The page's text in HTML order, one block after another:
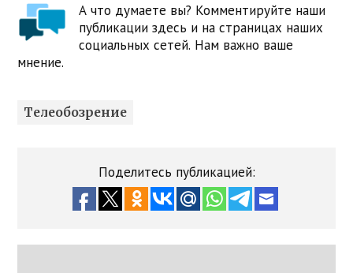
А что думаете вы? Комментируйте наши
публикации здесь и на страницах наших
социальных сетей. Нам важно ваше
мнение.
Телеобозрение
Поделитесь публикацией: